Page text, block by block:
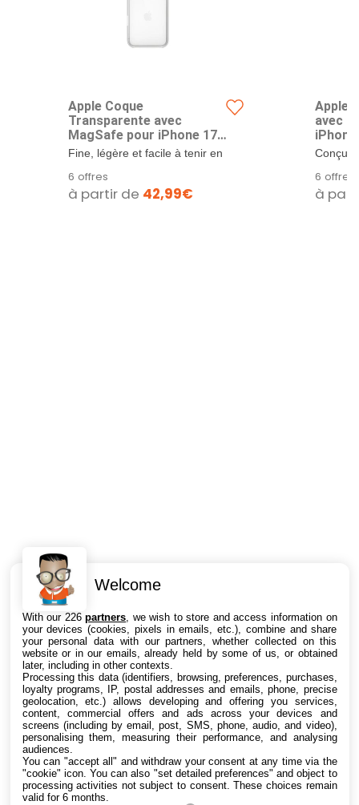
Apple Coque
Transparente avec
MagSafe pour iPhone 17
Pro Max ​​​​​​​
Fine, légère et facile à tenir en
par...
6 offres
à partir de 42,99€
Apple
avec
Brume
Conçue
la
6 offres
à
Intéressant ? Partagez !
Welcome
With our 226partners , we wish to store and access information on
your devices (cookies, pixels in emails, etc.), combine and share
your personal data with our partners, whether collected on this
website or in our emails, already held by some of us, or obtained
later, including in other contexts.
Processing this data (identifiers, browsing, preferences, purchases,
loyalty programs, IP, postal addresses and emails, phone, precise
geolocation, etc.) allows developing and offering you services,
content, commercial offers and ads across your devices and
screens (including by email, post, SMS, phone, audio, and video),
personalising them, measuring their performance, and analysing
audiences.
You can "accept all" and withdraw your consent at any time via the
"cookie" icon. You can also "set detailed preferences" and object to
processing activities not subject to consent. These choices remain
valid for 6 months.